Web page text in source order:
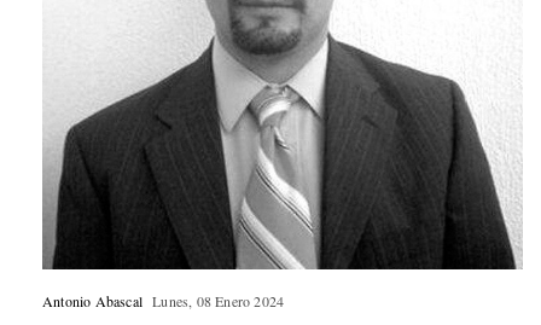
Antonio Abascal Lunes, 08 Enero 2024